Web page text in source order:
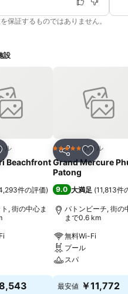
保証するものではありません。
設
気に入りに追加
ク
ル
Beachfront
件の評価)
, 街の中心ま
シェア お気に入
5 ホテルのランク
ホテル
Grand Mercure
Patong
9.0 大満足 (11,813件
パトンビーチ, 街の
まで0.6 km
無料Wi-Fi
プール
スパ
料金を表示
最安値 ￥11,772